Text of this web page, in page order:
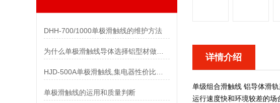
DHH-700/1000单极滑触线的维护方法
为什么单极滑触线导体选择铝型材做而不是纯铝做
单极滑触线的运用和质量判断
详情介绍
单级组合滑触线 铝导体滑轨
运行速度快和环境较差的场